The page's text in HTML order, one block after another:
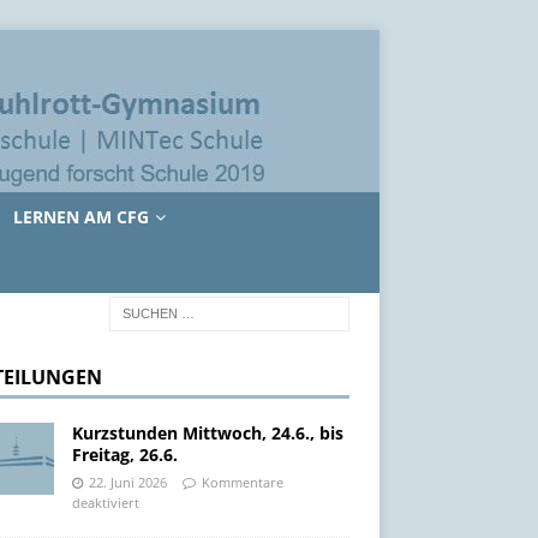
LERNEN AM CFG
Kurzstunden Mittwoch, 24.6., bis
Freitag, 26.6.
22. Juni 2026
Kommentare
deaktiviert